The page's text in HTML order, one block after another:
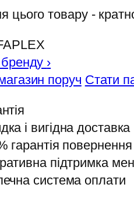
цього товару -
бренду ›
поруч Стати
і вигідна доставка
гарантія
підтримка
система оплати